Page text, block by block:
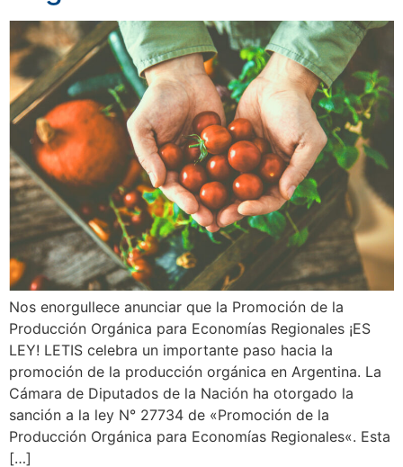
Nos enorgullece anunciar que la Promoción de la
Producción Orgánica para Economías Regionales ¡ES
LEY! LETIS celebra un importante paso hacia la
promoción de la producción orgánica en Argentina. La
Cámara de Diputados de la Nación ha otorgado la
sanción a la ley N° 27734 de «Promoción de la
Producción Orgánica para Economías Regionales«. Esta
[…]